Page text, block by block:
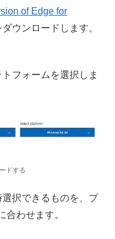
of Edge for
ウンロードします。
フォームを選択しま
ドする
択できるものを、プ
合わせます。